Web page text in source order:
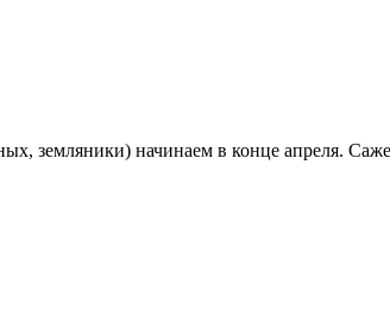
земляники) начинаем в конце апреля.